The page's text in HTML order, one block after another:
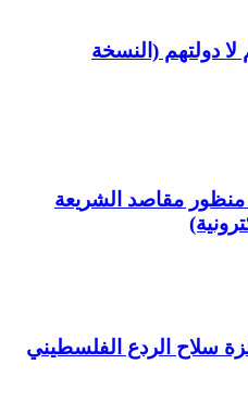
دولتهم (النسخة
مقاصد الشريعة
سلاح الردع الفلسطيني